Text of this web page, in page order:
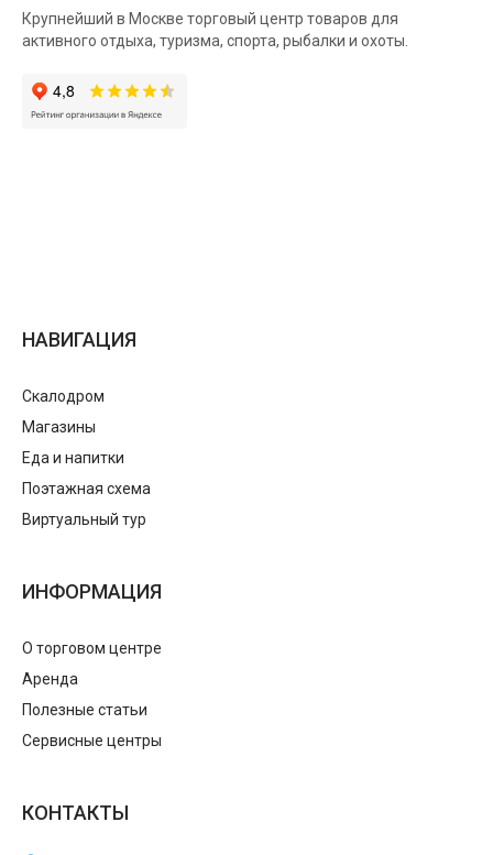
Крупнейший в Москве торговый центр товаров для
активного отдыха, туризма, спорта, рыбалки и охоты.
НАВИГАЦИЯ
Скалодром
Магазины
Еда и напитки
Поэтажная схема
Виртуальный тур
ИНФОРМАЦИЯ
О торговом центре
Аренда
Полезные статьи
Сервисные центры
КОНТАКТЫ